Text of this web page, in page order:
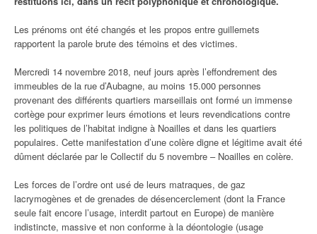
Les prénoms ont été changés et les propos entre guillemets
rapportent la parole brute des témoins et des victimes.
Mercredi 14 novembre 2018, neuf jours après l’effondrement des
immeubles de la rue d’Aubagne, au moins 15.000 personnes
provenant des différents quartiers marseillais ont formé un immense
cortège pour exprimer leurs émotions et leurs revendications contre
les politiques de l’habitat indigne à Noailles et dans les quartiers
populaires. Cette manifestation d’une colère digne et légitime avait été
dûment déclarée par le Collectif du 5 novembre – Noailles en colère.
Les forces de l’ordre ont usé de leurs matraques, de gaz
lacrymogènes et de grenades de désencerclement (dont la France
seule fait encore l’usage, interdit partout en Europe) de manière
indistincte, massive et non conforme à la déontologie (usage